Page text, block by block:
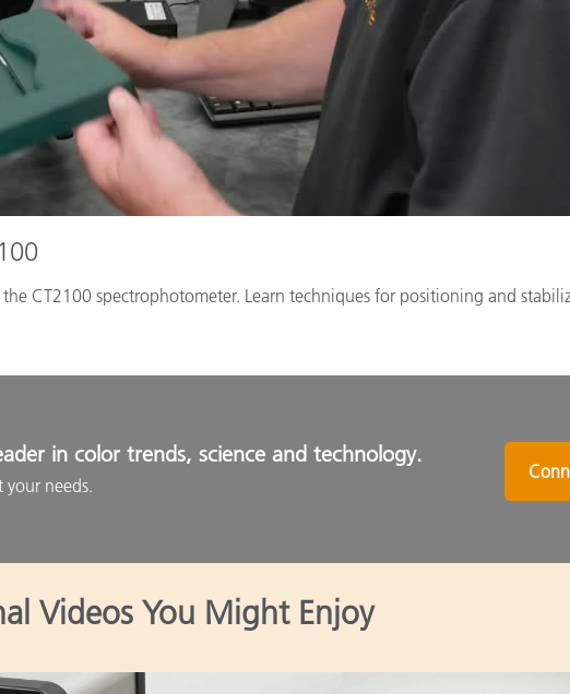
CT2100 spectrophotometer. Learn techniques for positioning and
in color trends, science and technology.
needs.
Videos You Might Enjoy